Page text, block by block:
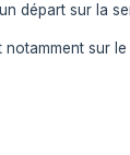
départ sur la
sur